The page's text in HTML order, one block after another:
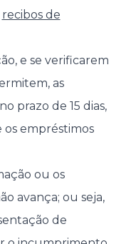
recibos de
e se verificarem
as
prazo de 15 dias,
empréstimos
ou os
avança; ou seja,
de